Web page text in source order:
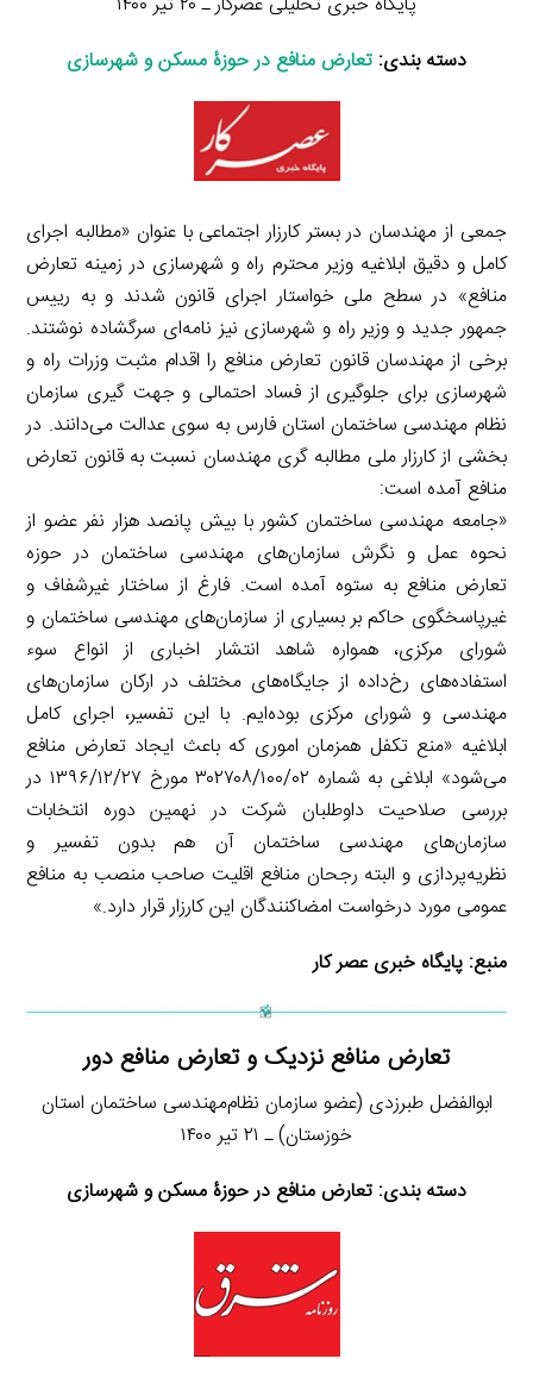
دسته بندی: تعارض منافع در حوزۀ مسکن و شهرسازی
جمعی از مهندسان در بستر کارزار اجتماعی با عنوان «مطالبه اجرای
کامل و دقیق ابلاغیه وزیر محترم راه و شهرسازی در زمینه تعارض
منافع» در سطح ملی خواستار اجرای قانون شدند و به رییس
جمهور جدید و وزیر راه و شهرسازی نیز نامه‌ای سرگشاده نوشتند.
برخی از مهندسان قانون تعارض منافع را اقدام مثبت وزرات راه و
شهرسازی برای جلوگیری از فساد احتمالی و جهت گیری سازمان
نظام مهندسی ساختمان استان فارس به سوی عدالت می‌دانند. در
بخشی از کارزار ملی مطالبه گری مهندسان نسبت به قانون تعارض
منافع آمده است:
«جامعه مهندسی ساختمان کشور با بیش پانصد هزار نفر عضو از
نحوه عمل و نگرش سازمان‌های مهندسی ساختمان در حوزه
تعارض منافع به ستوه آمده است. فارغ از ساختار غیرشفاف و
غیرپاسخگوی حاکم بر بسیاری از سازمان‌های مهندسی ساختمان و
شورای مرکزی، همواره شاهد انتشار اخباری از انواع سوء
استفاده‌های رخ‌داده از جایگاه‌های مختلف در ارکان سازمان‌های
مهندسی و شورای مرکزی بوده‌ایم. با این تفسیر، اجرای کامل
ابلاغیه «منع تکفل همزمان اموری که باعث ایجاد تعارض منافع
می‌شود» ابلاغی به شماره ۳۰۲۷۰۸/۱۰۰/۰۲ مورخ ۱۳۹۶/۱۲/۲۷ در
بررسی صلاحیت داوطلبان شرکت در نهمین دوره انتخابات
سازمان‌های مهندسی ساختمان آن هم بدون تفسیر و
نظریه‌پردازی و البته رجحان منافع اقلیت صاحب منصب به منافع
عمومی مورد درخواست امضاکنندگان این کارزار قرار دارد.»
منبع:پایگاه خبری عصر کار
تعارض منافع نزدیک و تعارض منافع دور
ابوالفضل طبرزدی (عضو سازمان نظام‌مهندسی ساختمان استان
خوزستان) ـ ۲۱ تیر ۱۴۰۰
دسته بندی: تعارض منافع در حوزۀ مسکن و شهرسازی